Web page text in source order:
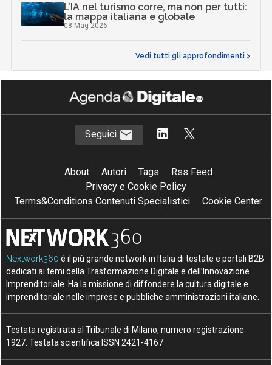
L’IA nel turismo corre, ma non per tutti:
la mappa italiana e globale
08 Mag 2026
Vedi tutti gli approfondimenti >
Seguici
About Autori Tags
Rss Feed
Privacy e Cookie Policy
Terms&Conditions Contenuti Specialistici
Cookie Center
Nextwork360 è il più grande network in Italia di testate e portali B2B
dedicati ai temi della Trasformazione Digitale e dell’Innovazione
Imprenditoriale. Ha la missione di diffondere la cultura digitale e
imprenditoriale nelle imprese e pubbliche amministrazioni italiane.
Testata registrata al Tribunale di Milano, numero registrazione
1927. Testata scientifica ISSN 2421-4167